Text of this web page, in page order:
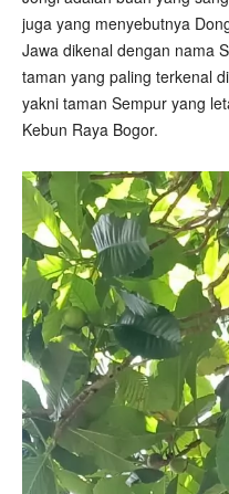
juga yang menyebutnya
Jawa dikenal dengan nama
taman yang paling terkenal
yakni taman Sempur yang
Kebun Raya Bogor.